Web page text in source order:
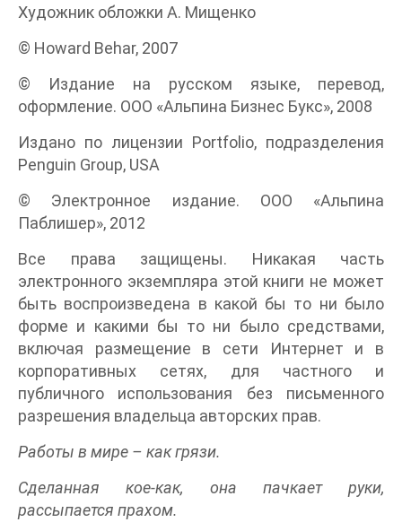
Художник обложки А. Мищенко
© Howard Behar, 2007
© Издание на русском языке, перевод,
оформление. ООО «Альпина Бизнес Букс», 2008
Издано по лицензии Portfolio, подразделения
Penguin Group, USA
© Электронное издание. ООО «Альпина
Паблишер», 2012
Все права защищены. Никакая часть
электронного экземпляра этой книги не может
быть воспроизведена в какой бы то ни было
форме и какими бы то ни было средствами,
включая размещение в сети Интернет и в
корпоративных сетях, для частного и
публичного использования без письменного
разрешения владельца авторских прав.
Работы в мире – как грязи.
Сделанная кое-как, она пачкает руки,
рассыпается прахом.